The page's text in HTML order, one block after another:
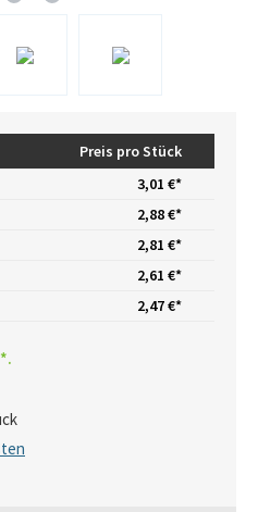
Preis pro Stück
3,01 €*
2,88 €*
2,81 €*
2,61 €*
2,47 €*